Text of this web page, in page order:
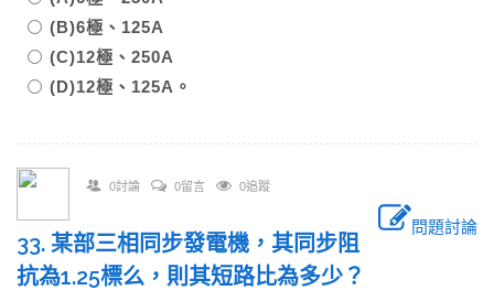
(B)6極、125A
(C)12極、250A
(D)12極、125A。
0討論 0留言 0追蹤
問題討論
33. 某部三相同步發電機，其同步阻
抗為1.25標么，則其短路比為多少？